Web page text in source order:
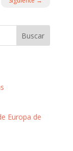
Buscar
Europa de